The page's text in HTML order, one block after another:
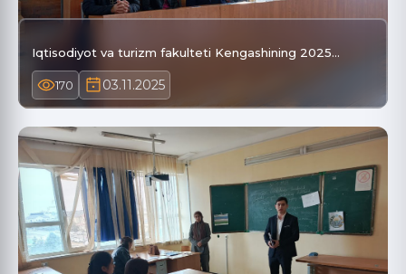
Iqtisodiyot va turizm fakulteti Kengashining 2025…
170 03.11.2025